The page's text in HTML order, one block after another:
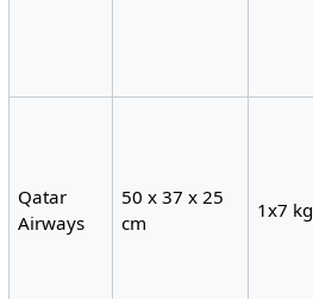
Qatar
Airways
50 x 37 x 25
cm
1x7 kg